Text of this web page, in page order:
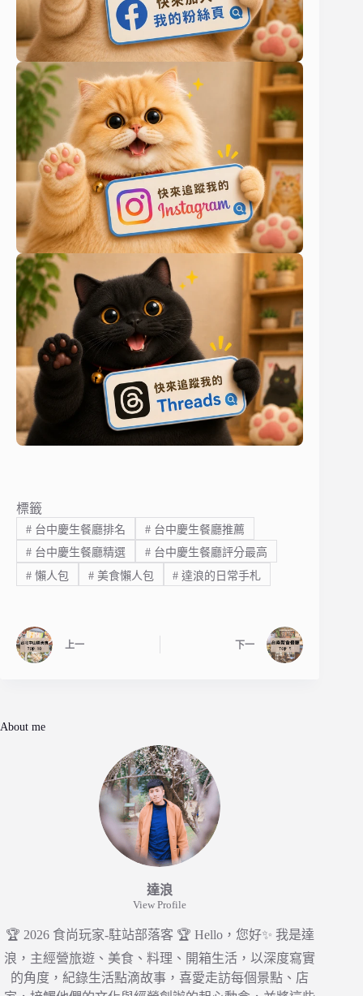
標籤
#台中慶生餐廳排名 #台中慶生餐廳推薦
#台中慶生餐廳精選 #台中慶生餐廳評分最高
#懶人包 #美食懶人包 # 達浪的日常手札
上一 下一
About me
達浪
View Profile
🏆 2026 食尚玩家-駐站部落客 🏆 Hello，您好✨ 我是達
浪，主經營旅遊、美食、料理、開箱生活，以深度寫實
的角度，紀錄生活點滴故事，喜愛走訪每個景點、店